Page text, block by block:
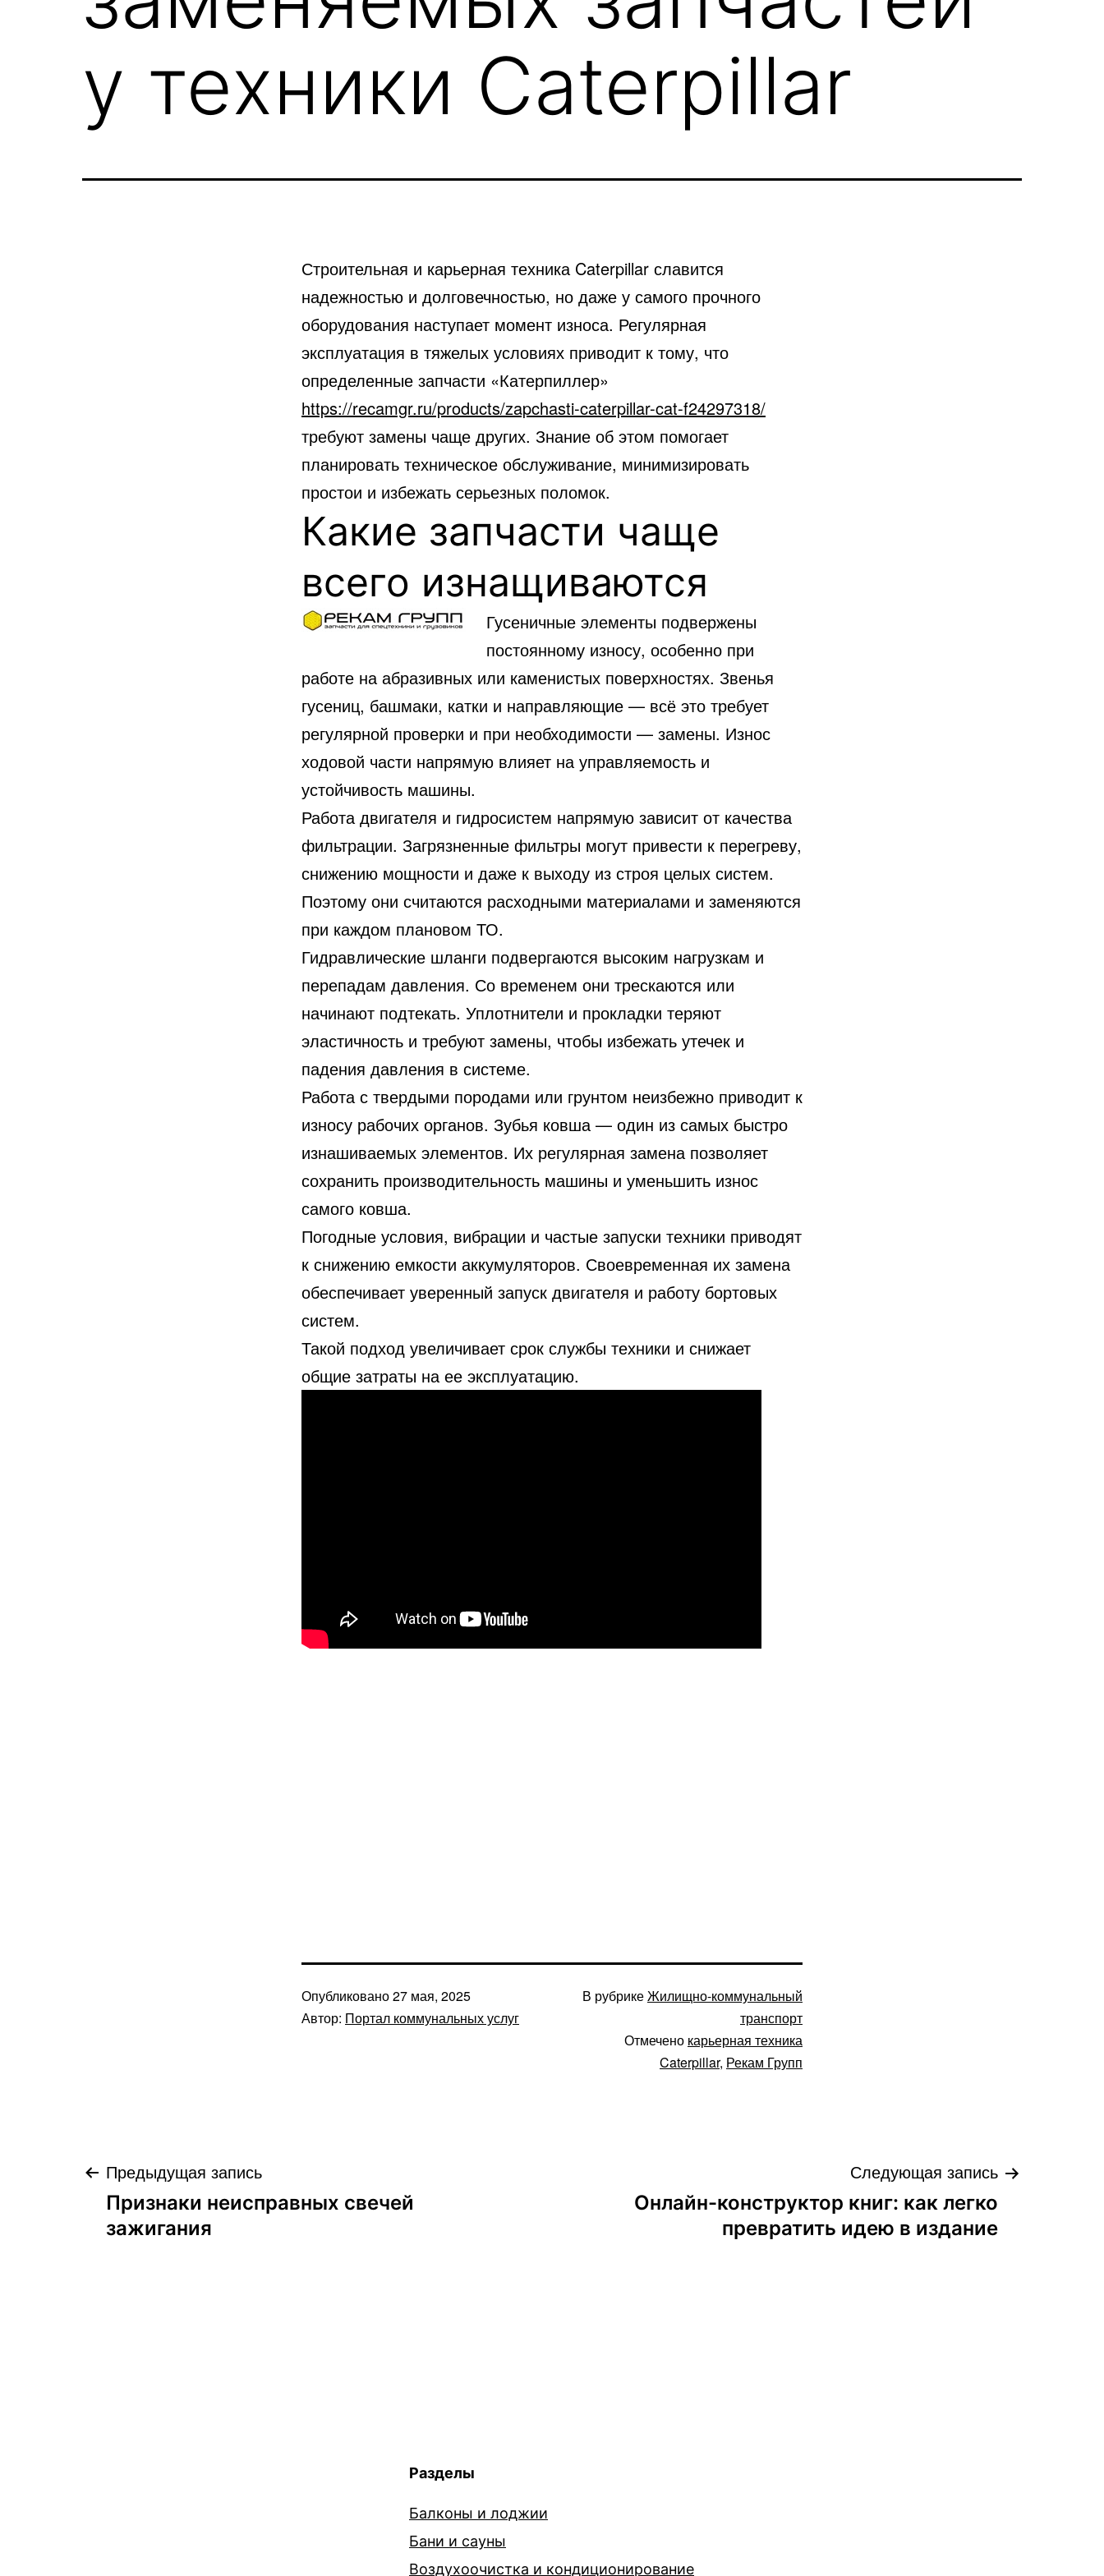
у техники Caterpillar
Строительная и карьерная техника Caterpillar славится
надежностью и долговечностью, но даже у самого прочного
оборудования наступает момент износа. Регулярная
эксплуатация в тяжелых условиях приводит к тому, что
определенные запчасти «Катерпиллер»
https://recamgr.ru/products/zapchasti-caterpillar-cat-f24297318/
требуют замены чаще других. Знание об этом помогает
планировать техническое обслуживание, минимизировать
простои и избежать серьезных поломок.
Какие запчасти чаще
всего изнащиваются
Гусеничные элементы подвержены
постоянному износу, особенно при
работе на абразивных или каменистых поверхностях. Звенья
гусениц, башмаки, катки и направляющие — всё это требует
регулярной проверки и при необходимости — замены. Износ
ходовой части напрямую влияет на управляемость и
устойчивость машины.
Работа двигателя и гидросистем напрямую зависит от качества
фильтрации. Загрязненные фильтры могут привести к перегреву,
снижению мощности и даже к выходу из строя целых систем.
Поэтому они считаются расходными материалами и заменяются
при каждом плановом ТО.
Гидравлические шланги подвергаются высоким нагрузкам и
перепадам давления. Со временем они трескаются или
начинают подтекать. Уплотнители и прокладки теряют
эластичность и требуют замены, чтобы избежать утечек и
падения давления в системе.
Работа с твердыми породами или грунтом неизбежно приводит к
износу рабочих органов. Зубья ковша — один из самых быстро
изнашиваемых элементов. Их регулярная замена позволяет
сохранить производительность машины и уменьшить износ
самого ковша.
Погодные условия, вибрации и частые запуски техники приводят
к снижению емкости аккумуляторов. Своевременная их замена
обеспечивает уверенный запуск двигателя и работу бортовых
систем.
Такой подход увеличивает срок службы техники и снижает
общие затраты на ее эксплуатацию.
Опубликовано27 мая, 2025
Автор: Портал коммунальных услуг
В рубрикеЖилищно-коммунальный
транспорт
Отмечено карьерная техника
Caterpillar, Рекам Групп
Навигация
по
Предыдущая запись
Признаки неисправных свечей
зажигания
Следующая запись
Онлайн-конструктор книг: как легко
превратить идею в издание
Разделы
Балконы и лоджии
Бани и сауны
Воздухоочистка и кондиционирование